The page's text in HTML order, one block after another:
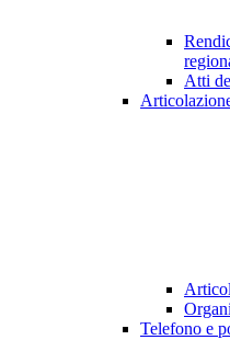
Atti
Telefono e